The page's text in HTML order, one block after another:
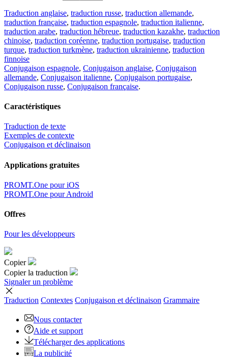
Traduction anglaise, traduction russe, traduction allemande,
traduction française, traduction espagnole, traduction italienne,
traduction arabe, traduction hébreue, traduction kazakhe, traduction
chinoise, traduction coréenne, traduction portugaise, traduction
turque, traduction turkmène, traduction ukrainienne, traduction
finnoise
Conjugaison espagnole, Conjugaison anglaise, Conjugaison
allemande, Conjugaison italienne, Conjugaison portugaise,
Conjugaison russe, Conjugaison française.
Caractéristiques
Traduction de texte
Exemples de contexte
Conjugaison et déclinaison
Applications gratuites
PROMT.One pour iOS
PROMT.One pour Android
Offres
Pour les développeurs
Copier
Copier la traduction
Signaler un problème
Traduction Contextes Conjugaison et déclinaison Grammaire
Nous contacter
Aide et support
Télécharger des applications
La publicité